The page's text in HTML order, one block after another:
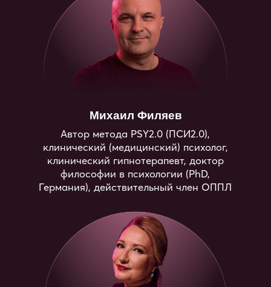
Александр Фадиев
Врач-психиатр
Педагог-психолог, психолог-сексолог,
тренер по специальности «Фитнес»,
сертифицированный специалист
по методу PSY2.0 (ПСИ2.0)